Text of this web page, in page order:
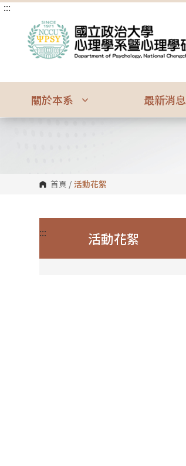
跳
:::
關於本系 最新消息
首頁 / 活動花絮
活動花絮
:::